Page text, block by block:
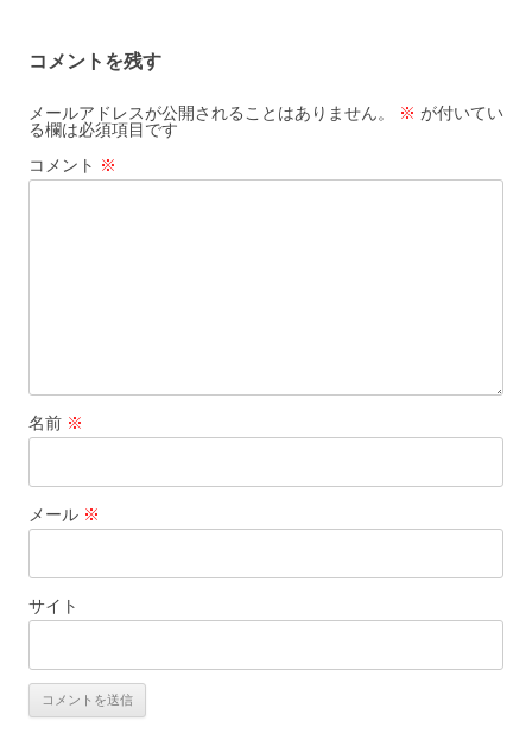
ビ
ゲ
ー
シ
コメントを残す
メールアドレスが公開されることはありません。 ※ が付いてい
る欄は必須項目です
コメント ※
名前 ※
メール ※
サイト